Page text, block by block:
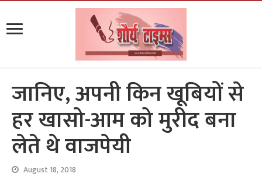
जानिए, अपनी किन खूबियों से
हर खासो-आम को मुरीद बना
लेते थे वाजपेयी
August 18, 2018